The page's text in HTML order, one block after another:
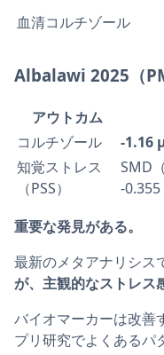
血清コルチゾール
Albalawi 2025（
アウトカム
コルチゾール
-1.16
知覚ストレス
（PSS）
SMD
-0.355
重要な発見がある。
最新のメタアナリシス
が、主観的なストレス
バイオマーカーは改善
プリ研究でよくあるパ